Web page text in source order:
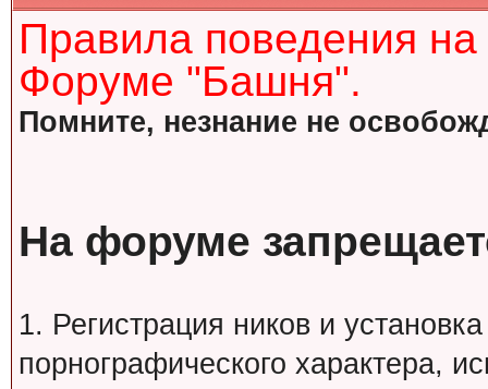
Правила поведения
Форуме "Башня".
Помните, незнание не
На форуме
1. Регистрация ников и
порнографического характера,